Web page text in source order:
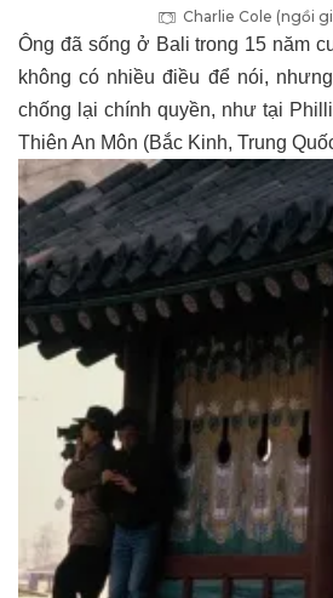
Charlie Cole (ngồi
Ông đã sống ở Bali trong 15 năm
không có nhiều điều để nói,
chống lại chính quyền, như tại
Thiên An Môn (Bắc Kinh, Trung